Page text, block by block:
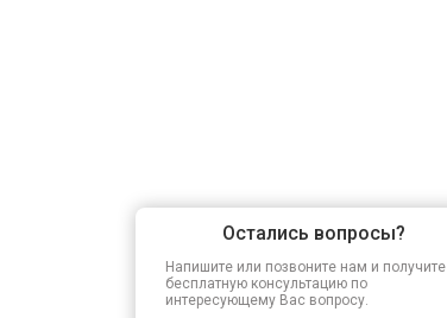
Остались вопросы?
Напишите или позвоните нам и получите
бесплатную консультацию по
интересующему Вас вопросу.